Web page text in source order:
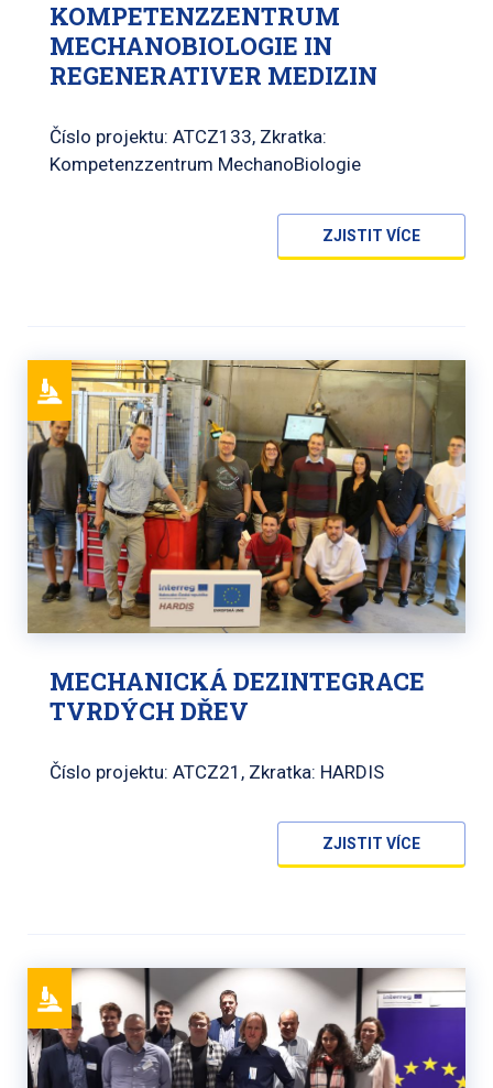
KOMPETENZZENTRUM
MECHANOBIOLOGIE IN
REGENERATIVER MEDIZIN
Číslo projektu: ATCZ133, Zkratka:
Kompetenzzentrum MechanoBiologie
ZJISTIT VÍCE
MECHANICKÁ DEZINTEGRACE
TVRDÝCH DŘEV
Číslo projektu: ATCZ21, Zkratka: HARDIS
ZJISTIT VÍCE